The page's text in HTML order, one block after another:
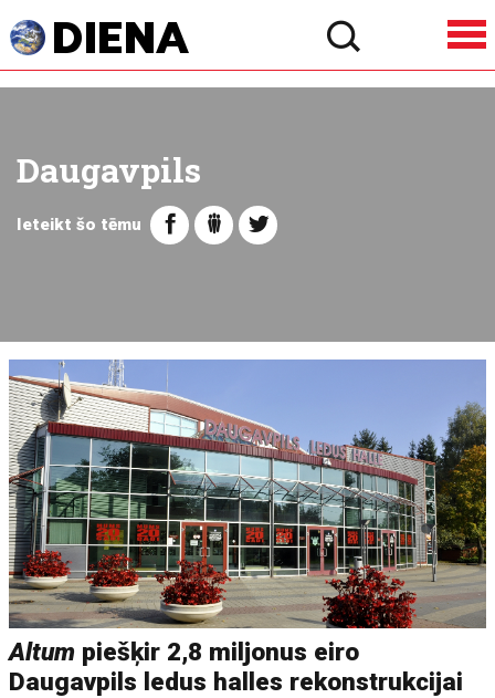
Daugavpils
Ieteikt šo tēmu
Altum piešķir 2,8 miljonus eiro
Daugavpils ledus halles rekonstrukcijai